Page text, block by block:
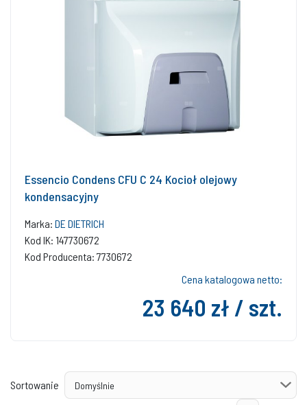
Essencio Condens CFU C 24 Kocioł olejowy
kondensacyjny
Marka: DE DIETRICH
Kod IK: 147730672
Kod Producenta: 7730672
Cena katalogowa netto:
23 640 zł / szt.
Sortowanie